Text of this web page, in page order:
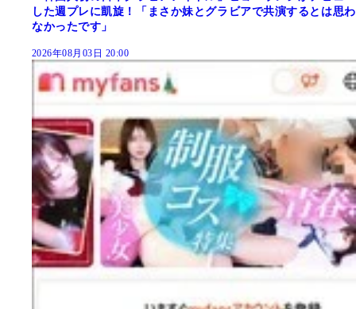
した週プレに凱旋！「まさか妹とグラビアで共演するとは思わ
なかったです」
2026年08月03日 20:00